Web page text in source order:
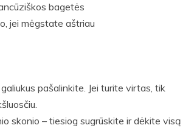
bagetės
jei mėgstate aštriau
pašalinkite. Jei turite virtas, tik
skonio – tiesiog sugrūskite ir dėkite visą